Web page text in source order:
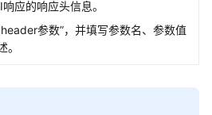
应的响应头信息。
参数”，并填写参数名、参数值
。